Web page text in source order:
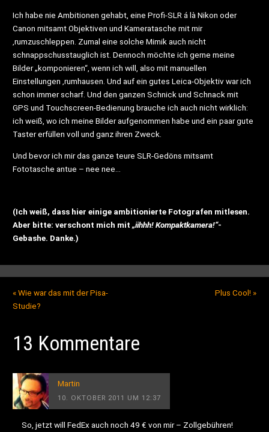
Ich habe nie Ambitionen gehabt, eine Profi-SLR á là Nikon oder
Canon mitsamt Objektiven und Kameratasche mit mir
‚rumzuschleppen. Zumal eine solche Mimik auch nicht
schnappschusstauglich ist. Dennoch möchte ich gerne meine
Bilder „komponieren“, wenn ich will, also mit manuellen
Einstellungen ‚rumhausen. Und auf ein gutes Leica-Objektiv war ich
schon immer scharf. Und den ganzen Schnick und Schnack mit
GPS und Touchscreen-Bedienung brauche ich auch nicht wirklich:
ich weiß, wo ich meine Bilder aufgenommen habe und ein paar gute
Taster erfüllen voll und ganz ihren Zweck.
Und bevor ich mir das ganze teure SLR-Gedöns mitsamt
Fototasche antue – nee nee…
(Ich weiß, dass hier einige ambitionierte Fotografen mitlesen.
Aber bitte: verschont mich mit„iihhh! Kompaktkamera!“-
Gebashe. Danke.)
«Wie war das mit der Pisa-
Studie?
Plus Cool! »
13 Kommentare
Martin
10. OKTOBER 2011 UM 12:37
So, jetzt will FedEx auch noch 49 € von mir – Zollgebühren!